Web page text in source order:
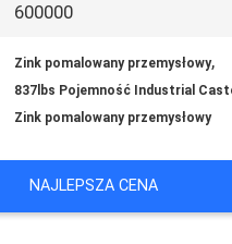
600000
Zink pomalowany przemysłowy,
837lbs Pojemność Industrial
Zink pomalowany przemysłowy
NAJLEPSZA CENA